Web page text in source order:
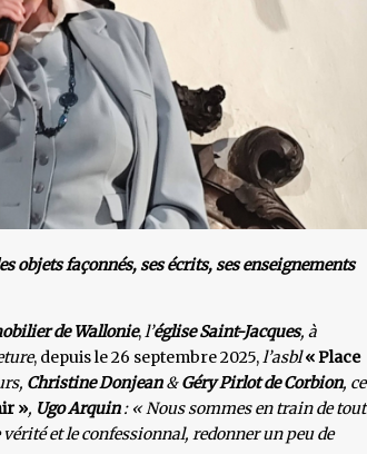
objets façonnés, ses écrits, ses enseignements
de Wallonie,l’église Saint-Jacques, à
, depuis le 26 septembre 2025,l’asbl« Place
Christine Donjean&Géry Pirlot de Corbion, ce
», Ugo Arquin: « Nous sommes en train de tout
et le confessionnal, redonner un peu de